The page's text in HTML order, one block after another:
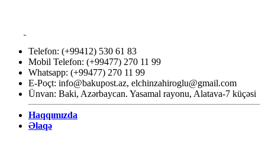
Telefon: (+99412) 530 61 83
Mobil Telefon: (+99477) 270 11 99
Whatsapp: (+99477) 270 11 99
E-Poçt: info@bakupost.az, elchinzahiroglu@gmail.com
Ünvan: Baki, Azərbaycan. Yasamal rayonu, Alatava-7 küçəsi
Haqqımızda
Əlaqə